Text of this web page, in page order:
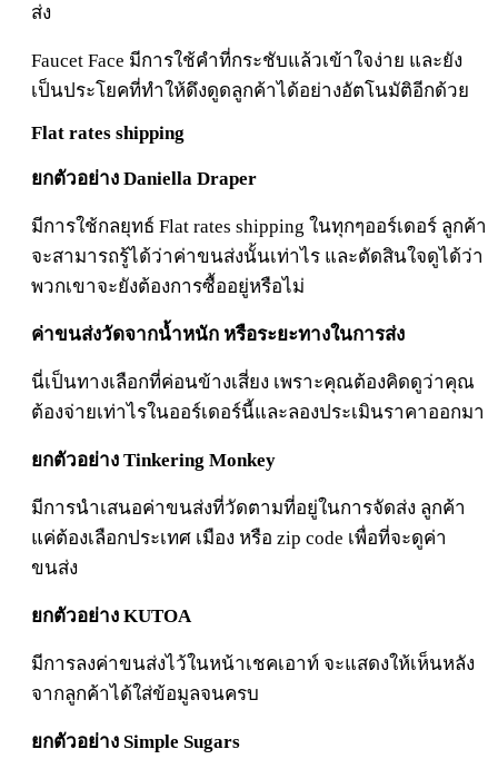
ส่ง
Faucet Face มีการใช้คำที่กระชับแล้วเข้าใจง่าย และยัง
เป็นประโยคที่ทำให้ดึงดูดลูกค้าได้อย่างอัตโนมัติอีกด้วย
Flat rates shipping
ยกตัวอย่าง Daniella Draper
มีการใช้กลยุทธ์ Flat rates shipping ในทุกๆออร์เดอร์ ลูกค้า
จะสามารถรู้ได้ว่าค่าขนส่งนั้นเท่าไร และตัดสินใจดูได้ว่า
พวกเขาจะยังต้องการซื้ออยู่หรือไม่
ค่าขนส่งวัดจากน้ำหนัก หรือระยะทางในการส่ง
นี่เป็นทางเลือกที่ค่อนข้างเสี่ยง เพราะคุณต้องคิดดูว่าคุณ
ต้องจ่ายเท่าไรในออร์เดอร์นี้และลองประเมินราคาออกมา
ยกตัวอย่าง Tinkering Monkey
มีการนำเสนอค่าขนส่งที่วัดตามที่อยู่ในการจัดส่ง ลูกค้า
แค่ต้องเลือกประเทศ เมือง หรือ zip code เพื่อที่จะดูค่า
ขนส่ง
ยกตัวอย่าง KUTOA
มีการลงค่าขนส่งไว้ในหน้าเชคเอาท์ จะแสดงให้เห็นหลัง
จากลูกค้าได้ใส่ข้อมูลจนครบ
ยกตัวอย่าง Simple Sugars